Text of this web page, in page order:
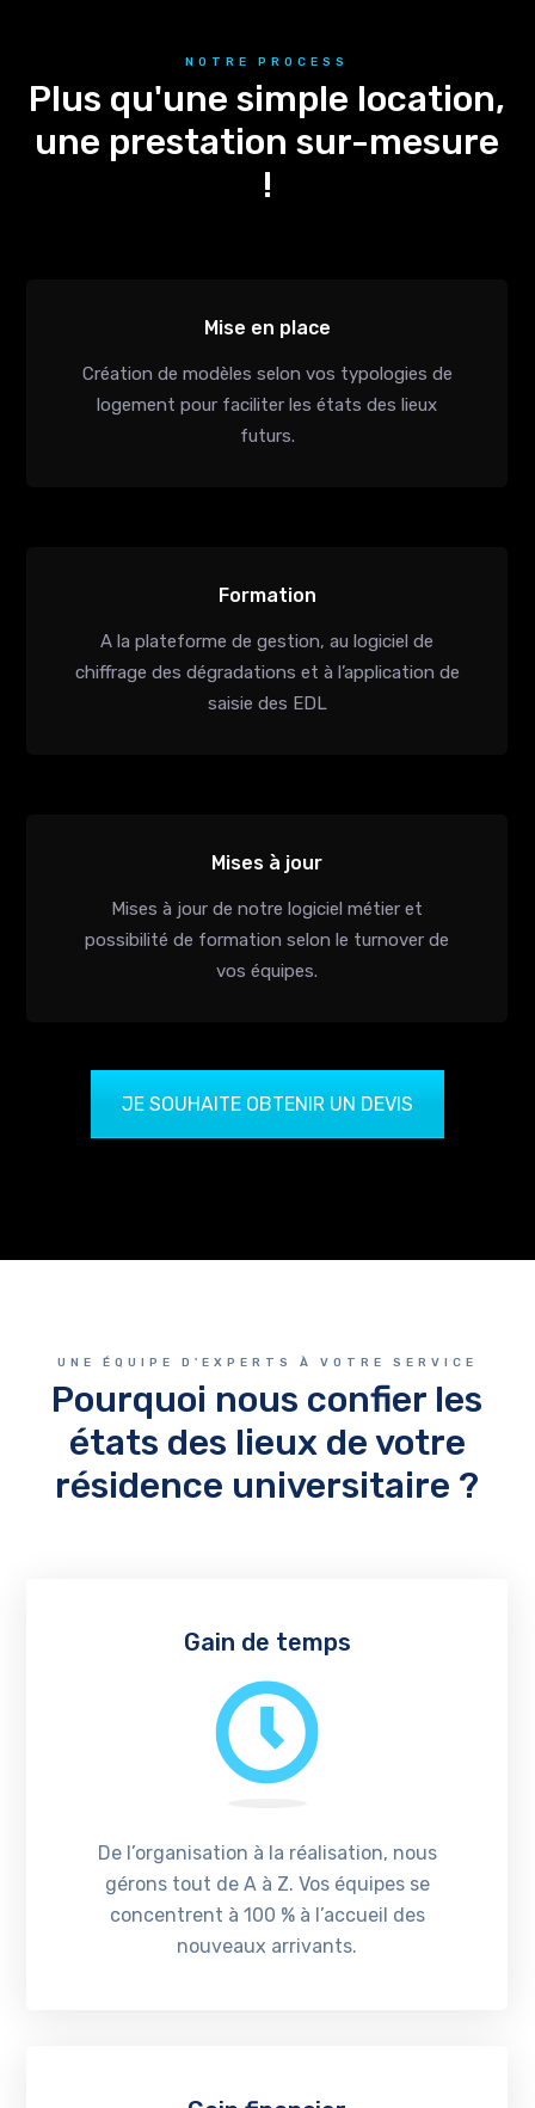
NOTRE PROCESS
Plus qu'une simple location,
une prestation sur-mesure
!
Mise en place
Création de modèles selon vos typologies de
logement pour faciliter les états des lieux
futurs.
Formation
A la plateforme de gestion, au logiciel de
chiffrage des dégradations et à l’application de
saisie des EDL
Mises à jour
Mises à jour de notre logiciel métier et
possibilité de formation selon le turnover de
vos équipes.
JE SOUHAITE OBTENIR UN DEVIS
UNE ÉQUIPE D'EXPERTS À VOTRE SERVICE
Pourquoi nous confier les
états des lieux de votre
résidence universitaire ?
Gain de temps
De l’organisation à la réalisation, nous
gérons tout de A à Z. Vos équipes se
concentrent à 100 % à l’accueil des
nouveaux arrivants.